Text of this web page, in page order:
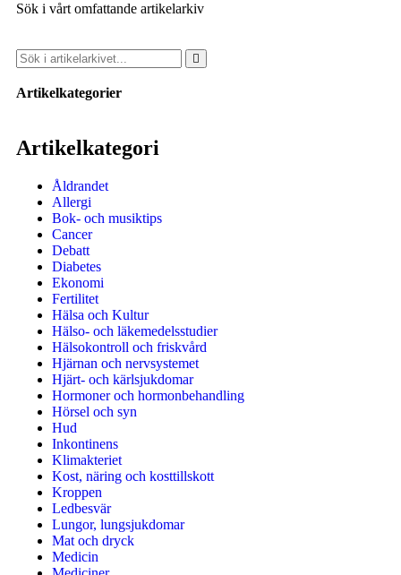
Sök i vårt omfattande artikelarkiv
Artikelkategorier
Artikelkategori
Åldrandet
Allergi
Bok- och musiktips
Cancer
Debatt
Diabetes
Ekonomi
Fertilitet
Hälsa och Kultur
Hälso- och läkemedelsstudier
Hälsokontroll och friskvård
Hjärnan och nervsystemet
Hjärt- och kärlsjukdomar
Hormoner och hormonbehandling
Hörsel och syn
Hud
Inkontinens
Klimakteriet
Kost, näring och kosttillskott
Kroppen
Ledbesvär
Lungor, lungsjukdomar
Mat och dryck
Medicin